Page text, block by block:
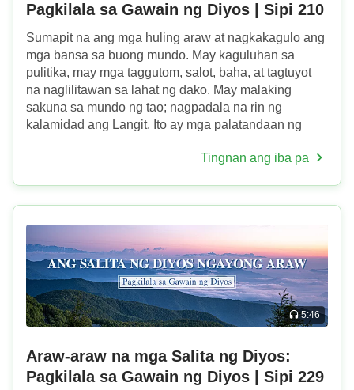
Pagkilala sa Gawain ng Diyos | Sipi 210
Sumapit na ang mga huling araw at nagkakagulo ang
mga bansa sa buong mundo. May kaguluhan sa
pulitika, may mga taggutom, salot, baha, at tagtuyot
na naglilitawan sa lahat ng dako. May malaking
sakuna sa mundo ng tao; nagpadala na rin ng
kalamidad ang Langit. Ito ay mga palatandaan ng
Tingnan ang iba pa
5:46
Araw-araw na mga Salita ng Diyos:
Pagkilala sa Gawain ng Diyos | Sipi 229